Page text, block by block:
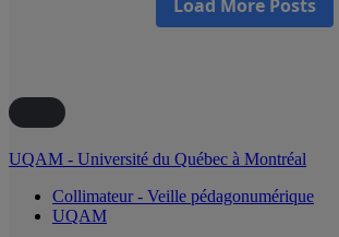
UQAM - Université du Québec à Montréal
Collimateur - Veille pédagonumérique
UQAM